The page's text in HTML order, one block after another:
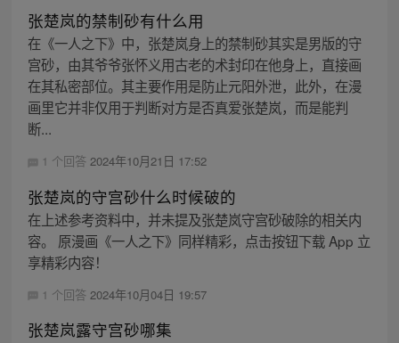
张楚岚的禁制砂有什么用
在《一人之下》中，张楚岚身上的禁制砂其实是男版的守
宫砂，由其爷爷张怀义用古老的术封印在他身上，直接画
在其私密部位。其主要作用是防止元阳外泄，此外，在漫
画里它并非仅用于判断对方是否真爱张楚岚，而是能判
断...
1 个回答 2024年10月21日 17:52
张楚岚的守宫砂什么时候破的
在上述参考资料中，并未提及张楚岚守宫砂破除的相关内
容。 原漫画《一人之下》同样精彩，点击按钮下载 App 立
享精彩内容！
1 个回答 2024年10月04日 19:57
张楚岚露守宫砂哪集